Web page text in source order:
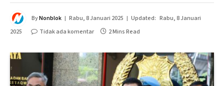
ByNonblok Rabu, 8 Januari 2025 Updated: Rabu, 8 Januari
2025
Tidak ada komentar 2 Mins Read